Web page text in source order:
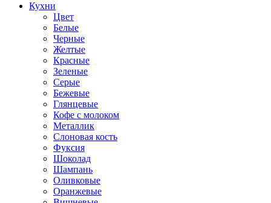
Кухни
Цвет
Белые
Черные
Желтые
Красные
Зеленые
Серые
Бежевые
Глянцевые
Кофе с молоком
Металлик
Слоновая кость
Фуксия
Шоколад
Шампань
Оливковые
Оранжевые